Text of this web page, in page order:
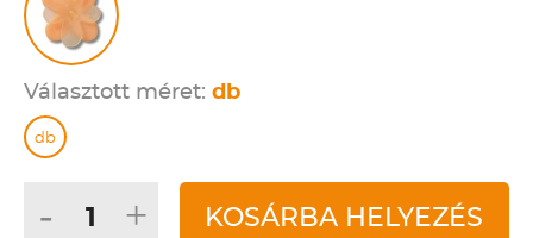
Választott méret: db
db
- + KOSÁRBA HELYEZÉS